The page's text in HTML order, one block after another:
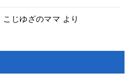
こじゆざのママ より